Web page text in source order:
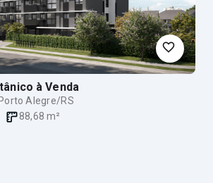
à Venda
Alegre/RS
88,68 m²